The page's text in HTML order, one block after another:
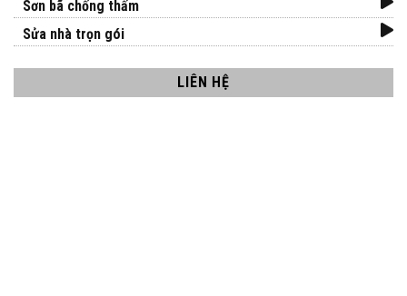
Sơn bã chống thấm
Sửa nhà trọn gói
LIÊN HỆ